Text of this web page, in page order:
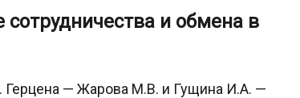
и обмена в
Герцена — Жарова М.В. и Гущина И.А. —